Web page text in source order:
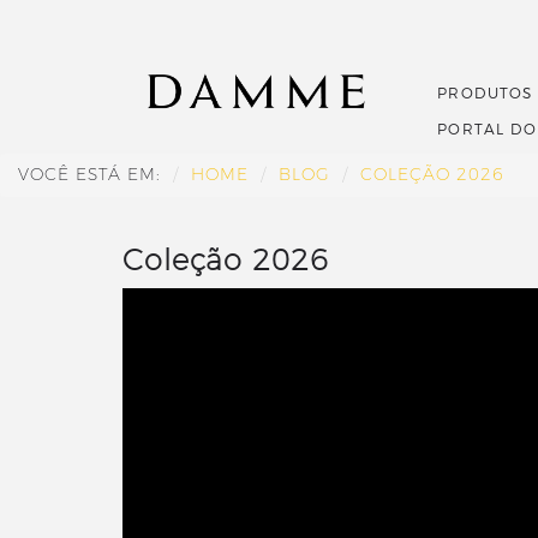
PRODUTOS
PORTAL
VOCÊ ESTÁ EM: HOME BLOG COLEÇÃO 2026
Coleção 2026